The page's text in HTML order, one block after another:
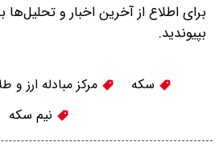
برای اطلاع از آخرین اخبار و تحلیل‌ها
بپیوندید.
سکه مرکز مبادله ارز و
نیم سکه